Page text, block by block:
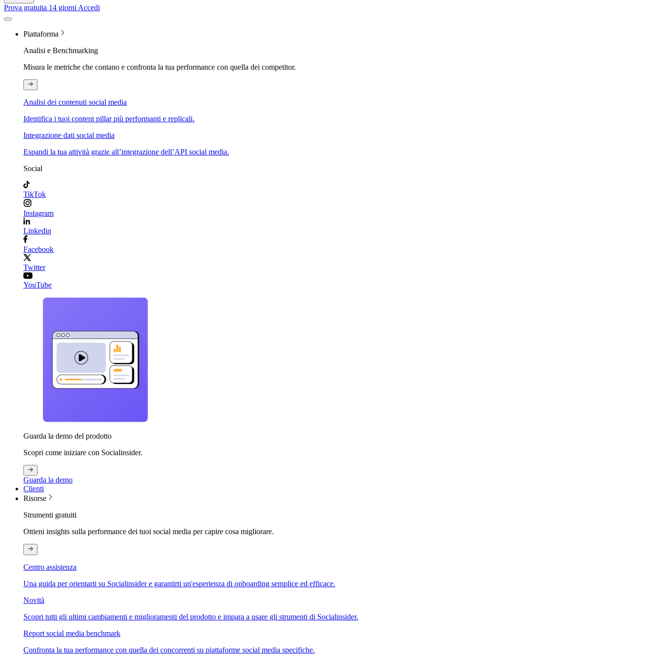
Prova gratuita 14 giorni Accedi
Piattaforma
Analisi e Benchmarking
Misura le metriche che contano e confronta la tua performance con quella dei competitor.
Analisi dei contenuti social media
Identifica i tuoi content pillar più performanti e replicali.
Integrazione dati social media
Espandi la tua attività grazie all’integrazione dell’API social media.
Social
TikTok
Instagram
Linkedin
Facebook
Twitter
YouTube
Guarda la demo del prodotto
Scopri come iniziare con Socialinsider.
Guarda la demo
Clienti
Risorse
Strumenti gratuiti
Ottieni insights sulla performance dei tuoi social media per capire cosa migliorare.
Centro assistenza
Una guida per orientarti su Socialinsider e garantirti un'esperienza di onboarding semplice ed efficace.
Novità
Scopri tutti gli ultimi cambiamenti e miglioramenti del prodotto e impara a usare gli strumenti di Socialinsider.
Report social media benchmark
Confronta la tua performance con quella dei concorrenti su piattaforme social media specifiche.